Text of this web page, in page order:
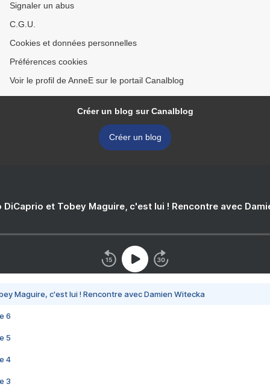
Signaler un abus
C.G.U.
Cookies et données personnelles
Préférences cookies
Voir le profil de AnneE sur le portail Canalblog
Créer un blog sur Canalblog
Créer un blog
DiCaprio et Tobey Maguire, c'est lui ! Rencontre avec
Maguire, c'est lui ! Rencontre avec Damien Witecka
6
5
4
3